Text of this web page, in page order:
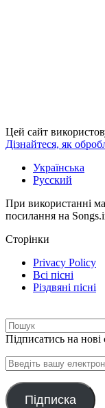
Цей сайт
Дізнайтеся, як
Українська
Русский
При використанні
посилання на
Сторінки
Privacy Policy
Всі пісні
Різдвяні пісні
Підписатись на нові
Введіть
вашу
електронную
поштуПідписка